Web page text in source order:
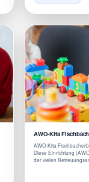
AWO-Kita
AWO-Kita
Diese Einrichtung
der vielen